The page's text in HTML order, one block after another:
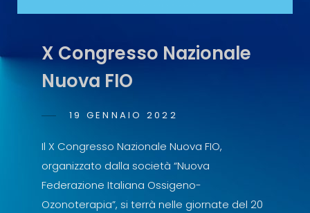
X Congresso Nazionale
Nuova FIO
POSTED
19 GENNAIO 2022
SCOPELLITI
Il X Congresso Nazionale Nuova FIO,
organizzato dalla società “Nuova
Federazione Italiana Ossigeno-
Ozonoterapia”, si terrà nelle giornate del 20